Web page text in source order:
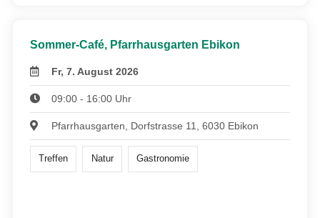
Sommer-Café, Pfarrhausgarten Ebikon
Fr, 7. August 2026
09:00 - 16:00 Uhr
Pfarrhausgarten, Dorfstrasse 11, 6030 Ebikon
Treffen Natur Gastronomie